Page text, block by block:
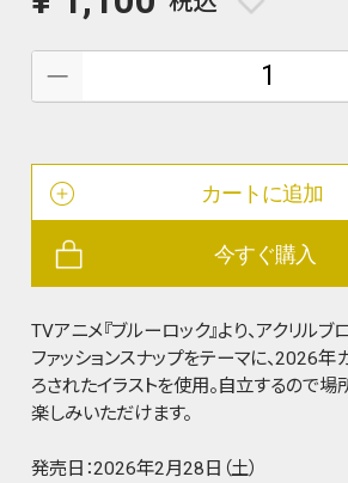
カートに追加
今すぐ購入
TVアニメ『ブルーロック』より、アクリルブ
ファッションスナップをテーマに、2026
ろされたイラストを使用。自立するので場
楽しみいただけます。
発売日：2026年2月28日（土）